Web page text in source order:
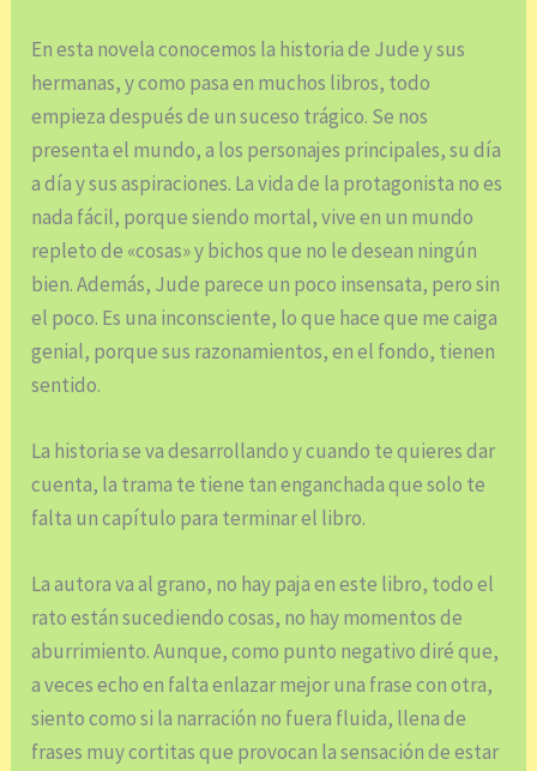
En esta novela conocemos la historia de Jude y sus
hermanas, y como pasa en muchos libros, todo
empieza después de un suceso trágico. Se nos
presenta el mundo, a los personajes principales, su día
a día y sus aspiraciones. La vida de la protagonista no es
nada fácil, porque siendo mortal, vive en un mundo
repleto de «cosas» y bichos que no le desean ningún
bien. Además, Jude parece un poco insensata, pero sin
el poco. Es una inconsciente, lo que hace que me caiga
genial, porque sus razonamientos, en el fondo, tienen
sentido.
La historia se va desarrollando y cuando te quieres dar
cuenta, la trama te tiene tan enganchada que solo te
falta un capítulo para terminar el libro.
La autora va al grano, no hay paja en este libro, todo el
rato están sucediendo cosas, no hay momentos de
aburrimiento. Aunque, como punto negativo diré que,
a veces echo en falta enlazar mejor una frase con otra,
siento como si la narración no fuera fluida, llena de
frases muy cortitas que provocan la sensación de estar